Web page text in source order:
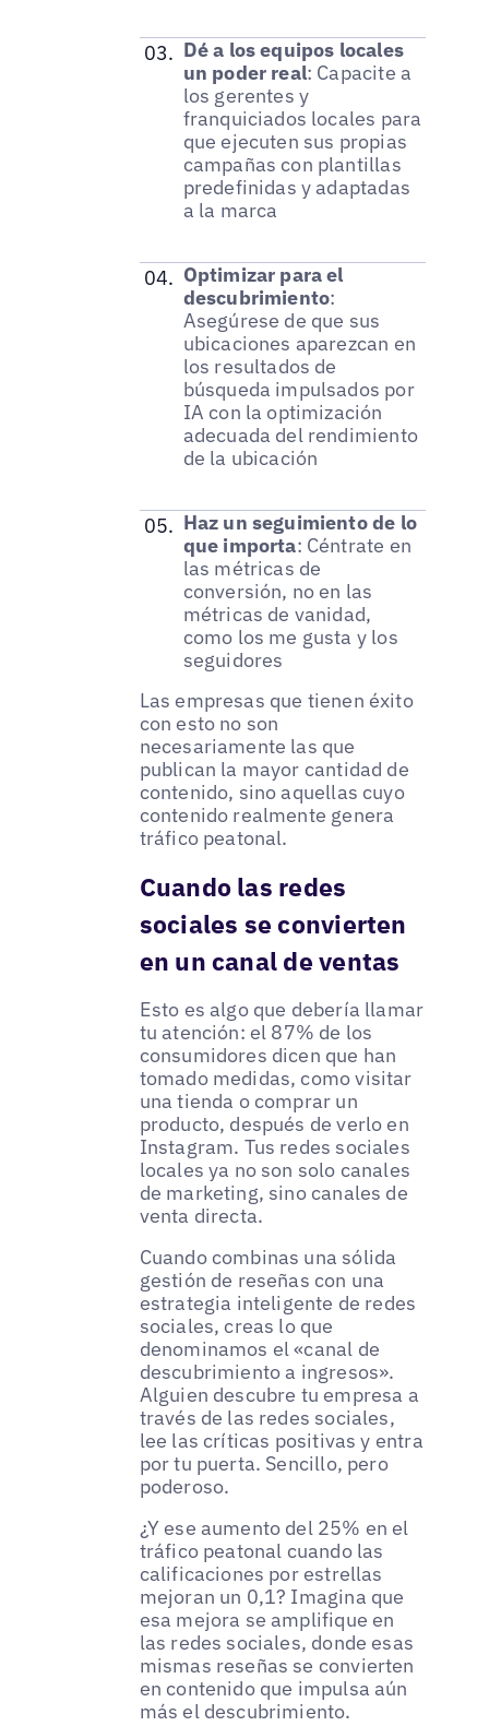
Dé a los equipos locales
un poder real: Capacite a
los gerentes y
franquiciados locales para
que ejecuten sus propias
campañas con plantillas
predefinidas y adaptadas
a la marca
Optimizar para el
descubrimiento:
Asegúrese de que sus
ubicaciones aparezcan en
los resultados de
búsqueda impulsados por
IA con la optimización
adecuada del rendimiento
de la ubicación
Haz un seguimiento de lo
que importa: Céntrate en
las métricas de
conversión, no en las
métricas de vanidad,
como los me gusta y los
seguidores
Las empresas que tienen éxito
con esto no son
necesariamente las que
publican la mayor cantidad de
contenido, sino aquellas cuyo
contenido realmente genera
tráfico peatonal.
Cuando las redes
sociales se convierten
en un canal de ventas
Esto es algo que debería llamar
tu atención: el 87% de los
consumidores dicen que han
tomado medidas, como visitar
una tienda o comprar un
producto, después de verlo en
Instagram. Tus redes sociales
locales ya no son solo canales
de marketing, sino canales de
venta directa.
Cuando combinas una sólida
gestión de reseñas con una
estrategia inteligente de redes
sociales, creas lo que
denominamos el «canal de
descubrimiento a ingresos».
Alguien descubre tu empresa a
través de las redes sociales,
lee las críticas positivas y entra
por tu puerta. Sencillo, pero
poderoso.
¿Y ese aumento del 25% en el
tráfico peatonal cuando las
calificaciones por estrellas
mejoran un 0,1? Imagina que
esa mejora se amplifique en
las redes sociales, donde esas
mismas reseñas se convierten
en contenido que impulsa aún
más el descubrimiento.